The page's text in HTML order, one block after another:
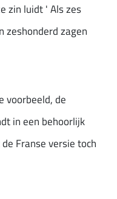
zin luidt ' Als zes
zeshonderd zagen
voorbeeld, de
in een behoorlijk
Franse versie toch